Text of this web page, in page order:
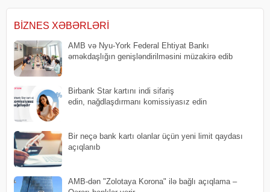
Trading İnvestisiya Şirkəti"ni
BIZNES XƏBƏRLƏRI
AMB və Nyu-York Federal Ehtiyat Bankı
əməkdaşlığın genişləndirilməsini müzakirə edib
Birbank Star kartını indi sifariş
edin, nağdlaşdırmanı komissiyasız edin
Bir neçə bank kartı olanlar üçün yeni limit qaydası
açıqlanıb
AMB-dən "Zolotaya Korona" ilə bağlı açıqlama –